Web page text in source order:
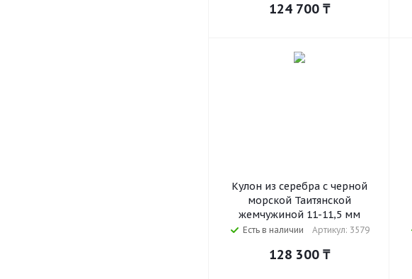
124 700₸
Кулон из серебра с черной
морской Таитянской
жемчужиной 11-11,5 мм
Есть в наличии Артикул: 3579
128 300₸